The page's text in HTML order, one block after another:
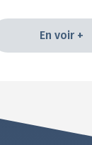
En voir +